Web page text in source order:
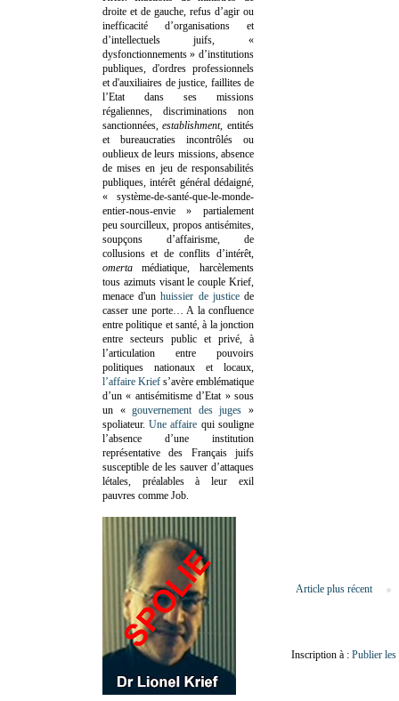
Article plus récent
Inscription à : Publier
droite et de gauche, refus d’agir ou
inefficacité d’organisations et
d’intellectuels juifs, «
dysfonctionnements » d’institutions
publiques, d'ordres professionnels
et d'auxiliaires de justice, faillites de
l’Etat dans ses missions
régaliennes, discriminations non
sanctionnées,establishment, entités
et bureaucraties incontrôlés ou
oublieux de leurs missions, absence
de mises en jeu de responsabilités
publiques, intérêt général dédaigné,
« système-de-santé-que-le-monde-
entier-nous-envie » partialement
peu sourcilleux, propos antisémites,
soupçons d’affairisme, de
collusions et de conflits d’intérêt,
omertamédiatique, harcèlements
tous azimuts visant le couple Krief,
menace d'unhuissier de justicede
casser une porte… A la confluence
entre politique et santé, à la jonction
entre secteurs public et privé, à
l’articulation entre pouvoirs
politiques nationaux et locaux,
l’affaire Krief s’avère emblématique
d’un « antisémitisme d’Etat » sous
un «gouvernement des juges »
spoliateur.Une affaire qui souligne
l’absence d’une institution
représentative des Français juifs
susceptible de les sauver d’attaques
létales, préalables à leur exil
pauvres comme Job.